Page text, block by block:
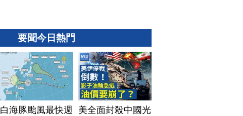
要聞今日熱門
白海豚颱風最快週
美全面封殺中國光